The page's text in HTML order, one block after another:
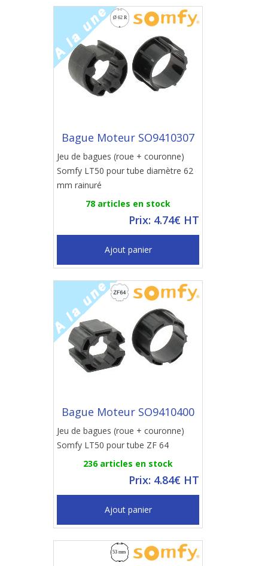
Bague Moteur SO9410307
Jeu de bagues (roue + couronne)
Somfy LT50 pour tube diamètre 62
mm rainuré
78 articles en stock
Prix: 4.74€ HT
Ajout panier
Bague Moteur SO9410400
Jeu de bagues (roue + couronne)
Somfy LT50 pour tube ZF 64
236 articles en stock
Prix: 4.84€ HT
Ajout panier